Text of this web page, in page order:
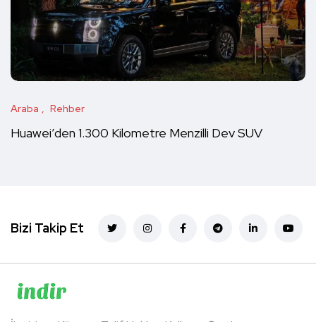
Araba Rehber
Huawei’den 1.300 Kilometre Menzilli Dev SUV
Bizi Takip Et